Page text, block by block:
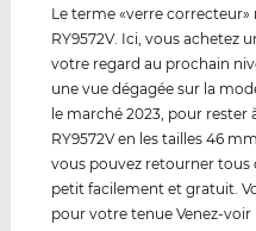
Le terme «verre
RY9572V. Ici, vous achetez
votre regard au prochain
une vue dégagée sur la
le marché 2023, pour rester
RY9572V en les tailles 46
vous pouvez retourner tous
petit facilement et gratuit.
pour votre tenue Venez-voir